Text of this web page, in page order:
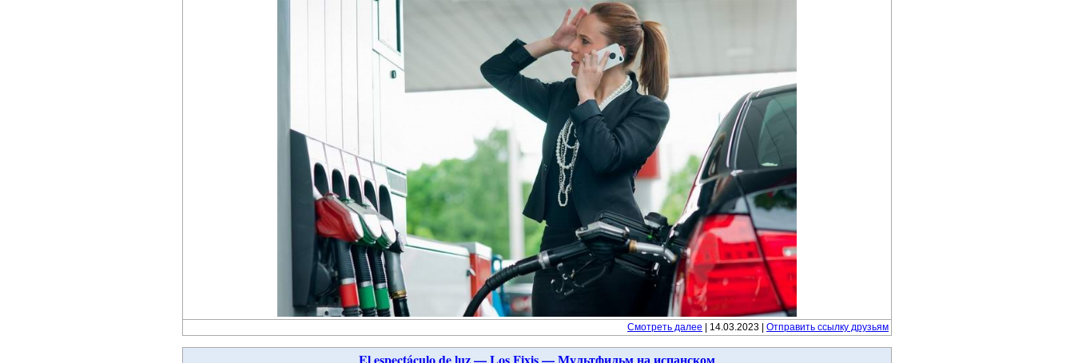
Смотреть далее | 14.03.2023 | Отправить ссылку друзьям